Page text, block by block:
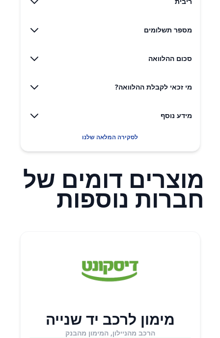
מספר תשלומים
סכום ההלוואה
מי זכאי לקבלת ההלוואה?
מידע נוסף
לסקירה המלאה שלנו
מוצרים דומים של
חברות נוספות
מימון לרכב יד שנייה
הרכב מהניילון, המימון מהבנק